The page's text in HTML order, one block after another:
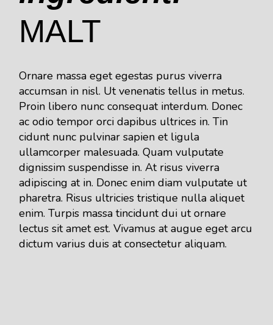
MALT
Ornare massa eget egestas purus viverra
accumsan in nisl. Ut venenatis tellus in metus.
Proin libero nunc consequat interdum. Donec
ac odio tempor orci dapibus ultrices in. Tin
cidunt nunc pulvinar sapien et ligula
ullamcorper malesuada. Quam vulputate
dignissim suspendisse in. At risus viverra
adipiscing at in. Donec enim diam vulputate ut
pharetra. Risus ultricies tristique nulla aliquet
enim. Turpis massa tincidunt dui ut ornare
lectus sit amet est. Vivamus at augue eget arcu
dictum varius duis at consectetur aliquam.